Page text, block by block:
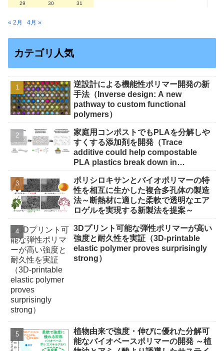
29
30 31
« 2月 4月 »
カテゴリ人気
逆設計による機能性ポリマー開発の新
手法（Inverse design: A new
pathway to custom functional
polymers）
家庭用コンポストでもPLAを分解しや
すくする添加剤を開発（Trace
additive could help compostable
PLA plastics break down in
ポリシロキサンとバイオポリマーの特
性を相互に生かした複合多孔体の製造
法～断熱材に適した柔軟で透明なエア
ロゲルを実現する新製法を提案～
3Dプリント可能な弾性ポリマーが高い
強度と耐久性を実証（3D-printable
elastic polymer proves surprisingly
strong）
植物由来で強度・伸びに優れた分解可
能なバイオベースポリマーの開発 ～植